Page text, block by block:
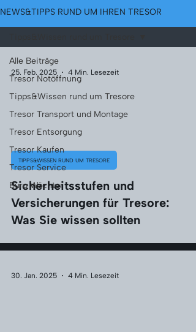
NEWS&TIPPS RUND UM IHREN TRESOR
Alle Beiträge
Tresor Notöffnung
Tipps&Wissen rund um Tresore
Tresor Transport und Montage
Tresor Entsorgung
Tresor Kaufen
Tresor Service
Burg Wächter
Sicherheitsstufen und
Versicherungen für Tresore:
Was Sie wissen sollten
TIPPS&WISSEN RUND UM TRESORE
25. Feb. 2025 4 Min. Lesezeit
30. Jan. 2025 4 Min. Lesezeit